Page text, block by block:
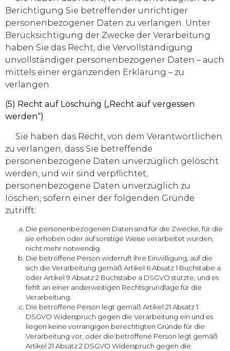
Berichtigung Sie betreffender unrichtiger
personenbezogener Daten zu verlangen. Unter
Berücksichtigung der Zwecke der Verarbeitung
haben Sie das Recht, die Vervollständigung
unvollständiger personenbezogener Daten – auch
mittels einer ergänzenden Erklärung – zu
verlangen.
(5) Recht auf Löschung („Recht auf vergessen
werden“)
Sie haben das Recht, von dem Verantwortlichen
zu verlangen, dass Sie betreffende
personenbezogene Daten unverzüglich gelöscht
werden, und wir sind verpflichtet,
personenbezogene Daten unverzüglich zu
löschen, sofern einer der folgenden Gründe
zutrifft:
Die personenbezogenen Daten sind für die Zwecke, für die
sie erhoben oder auf sonstige Weise verarbeitet wurden,
nicht mehr notwendig.
Die betroffene Person widerruft ihre Einwilligung, auf die
sich die Verarbeitung gemäß Artikel 6 Absatz 1 Buchstabe a
oder Artikel 9 Absatz 2 Buchstabe a DSGVO stützte, und es
fehlt an einer anderweitigen Rechtsgrundlage für die
Verarbeitung.
Die betroffene Person legt gemäß Artikel 21 Absatz 1
DSGVO Widerspruch gegen die Verarbeitung ein und es
liegen keine vorrangigen berechtigten Gründe für die
Verarbeitung vor, oder die betroffene Person legt gemäß
Artikel 21 Absatz 2 DSGVO Widerspruch gegen die